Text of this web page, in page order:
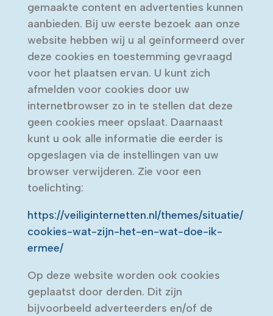
gemaakte content en advertenties kunnen
aanbieden. Bij uw eerste bezoek aan onze
website hebben wij u al geïnformeerd over
deze cookies en toestemming gevraagd
voor het plaatsen ervan. U kunt zich
afmelden voor cookies door uw
internetbrowser zo in te stellen dat deze
geen cookies meer opslaat. Daarnaast
kunt u ook alle informatie die eerder is
opgeslagen via de instellingen van uw
browser verwijderen. Zie voor een
toelichting:
https://veiliginternetten.nl/themes/situatie/
cookies-wat-zijn-het-en-wat-doe-ik-
ermee/
Op deze website worden ook cookies
geplaatst door derden. Dit zijn
bijvoorbeeld adverteerders en/of de